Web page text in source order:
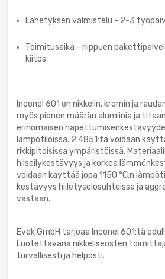
Lähetyksen valmistelu - 2-3
Toimitusaika - riippuen
kiitos.
Inconel 601 on nikkelin, kromin ja
myös pienen määrän alumiinia ja
erinomaisen
lämpötiloissa. 2.4851:tä voidaan
rikkipitoisissa ympäristöissä.
hilseilykestävyys ja korkea
voidaan käyttää jopa 1150 °C:n
kestävyys hiiletysolosuhteissa ja
vastaan.
Evek GmbH tarjoaa Inconel 601:tä
Luotettavana nikkeliseosten
turvallisesti ja helposti.